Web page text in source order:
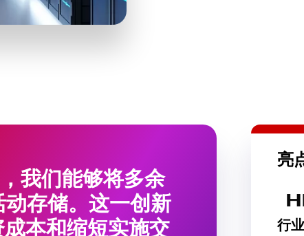
我们能够将多余
存储。这一创新
本和缩短实施交
亮
行业